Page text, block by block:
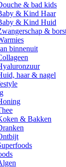
& bad kids
& Kind Haar
& Kind Huid
&
binnenuit
haar & nagel
& Bakken